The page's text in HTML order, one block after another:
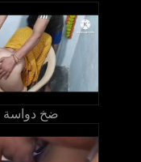
ضخ دواسة